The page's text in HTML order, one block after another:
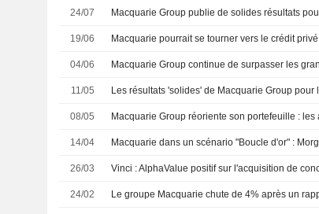
24/07
19/06
04/06
11/05
08/05
14/04
26/03 Vinci : AlphaValue positif sur l'acquisition de
24/02